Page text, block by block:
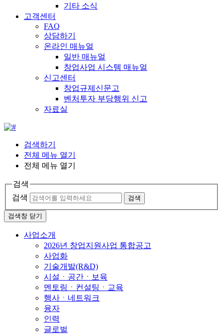
기타 소식
고객센터
FAQ
상담하기
온라인 매뉴얼
일반 매뉴얼
창업사업 시스템 매뉴얼
신고센터
창업규제신문고
벤처투자 부당행위 신고
자료실
검색하기
전체 메뉴 열기
전체 메뉴 열기
검색
검색
검색
검색창 닫기
사업소개
2026년 창업지원사업 통합공고
사업화
기술개발(R&D)
시설ㆍ공간ㆍ보육
멘토링ㆍ컨설팅ㆍ교육
행사ㆍ네트워크
융자
인력
글로벌